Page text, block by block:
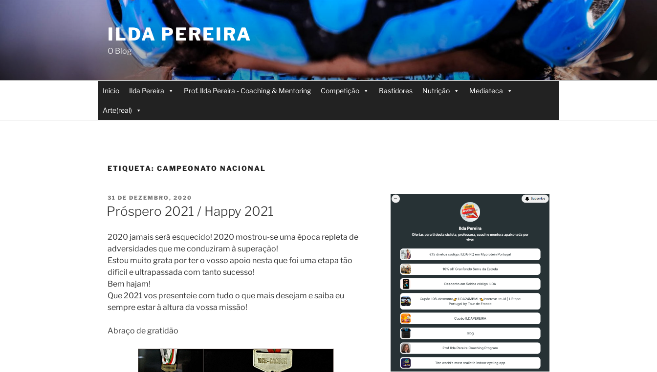
ILDA PEREIRA
O Blog
Início Ilda Pereira Prof. Ilda Pereira - Coaching & Mentoring Competição Bastidores Nutrição Mediateca
Arte(real)
ETIQUETA: CAMPEONATO NACIONAL
PUBLICADO
EM
31 DE DEZEMBRO, 2020
Próspero 2021 / Happy 2021
2020 jamais será esquecido! 2020 mostrou-se uma época repleta de
adversidades que me conduziram à superação!
Estou muito grata por ter o vosso apoio nesta que foi uma etapa tão
difícil e ultrapassada com tanto sucesso!
Bem hajam!
Que 2021 vos presenteie com tudo o que mais desejam e saiba eu
sempre estar à altura da vossa missão!
Abraço de gratidão